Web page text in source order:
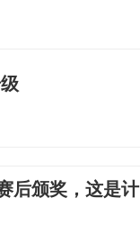
后颁奖，这是计